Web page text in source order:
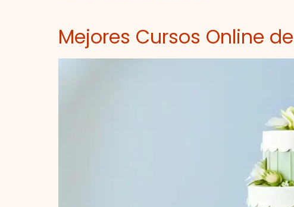
Mejores Cursos Online